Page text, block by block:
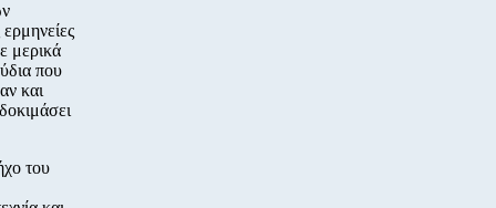
μερικά
που
και
του